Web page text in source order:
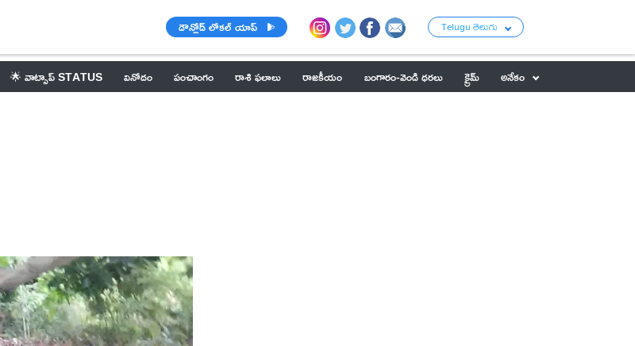
డౌన్లోడ్ లోకల్ యాప్ Telugu తెలుగు
🌟 వాట్సాప్ STATUS వినోదం పంచాంగం రాశి ఫలాలు రాజకీయం బంగారం-వెండి ధరలు క్రైమ్
అనేకం